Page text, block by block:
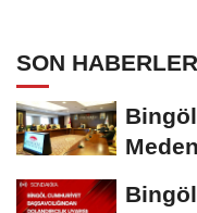
SON HABERLER